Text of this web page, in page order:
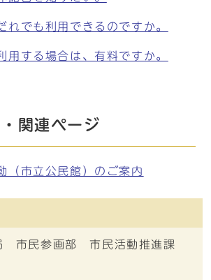
れでも利用できるのですか。
用する場合は、有料ですか。
関連ページ
（市立公民館）のご案内
市民参画部 市民活動推進課